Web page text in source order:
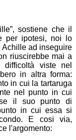
sostiene che il
per ipotesi, noi lo
ad inseguire
riuscirebbe mai a
difficoltà viste nel
in altra forma:
in cui la tartaruga
nel punto in cui
il suo punto di
in cui essa si
E cosi via,
l'argomento: